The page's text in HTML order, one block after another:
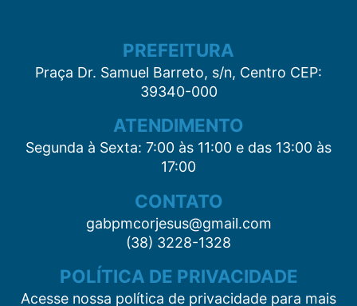
PREFEITURA
Praça Dr. Samuel Barreto, s/n, Centro CEP:
39340-000
ATENDIMENTO
Segunda à Sexta: 7:00 às 11:00 e das 13:00 às
17:00
CONTATO
gabpmcorjesus@gmail.com
(38) 3228-1328
POLÍTICA DE PRIVACIDADE
Acesse nossa política de privacidade para mais